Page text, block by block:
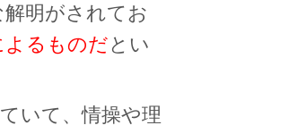
明がされてお
よるものだとい
いて、情操や理